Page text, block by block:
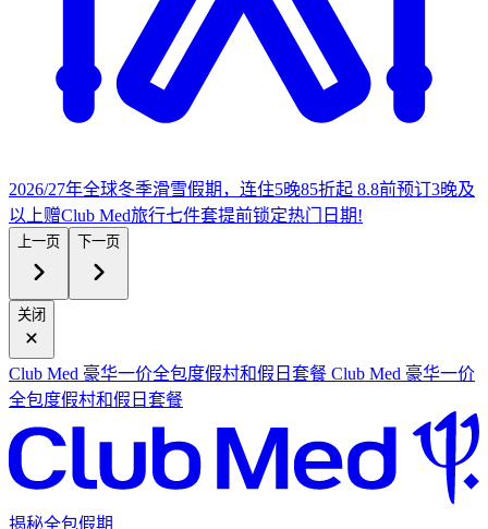
2026/27年全球冬季滑雪假期，连住5晚85折起 8.8前预订3晚及
以上赠Club Med旅行七件套提前锁定热门日期!
上一页 下一页
关闭
Club Med 豪华一价全包度假村和假日套餐 Club Med 豪华一价
全包度假村和假日套餐
揭秘全包假期